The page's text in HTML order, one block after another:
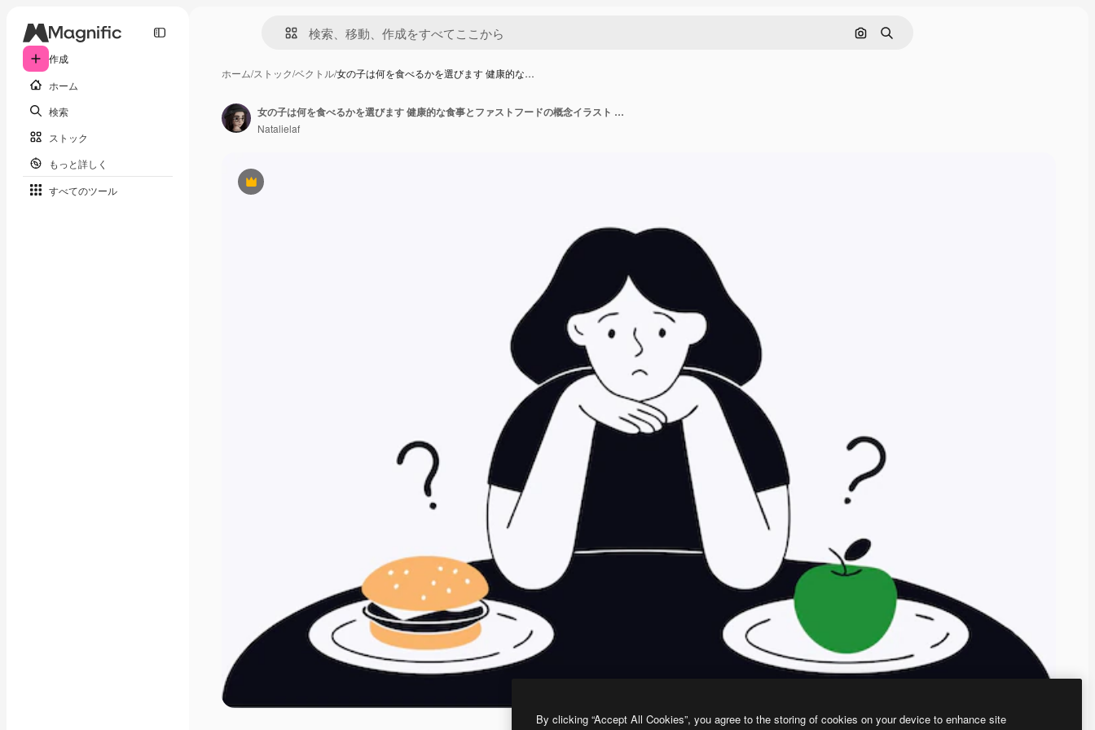
作成
ホーム
検索
ストック
もっと詳しく
すべてのツール
画像で検索
検索
ホーム/ストック/ベクトル/女の子は何を食べるかを選びます 健康的な…
Premium
女の子は何を食べるかを選びます 健康的な食事とファストフードの概念イラスト 食事障害
Natalielaf
By clicking “Accept All Cookies”, you agree to the storing of cookies on your device to enhance site